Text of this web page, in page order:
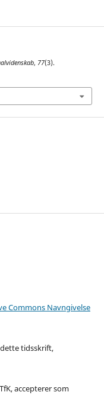
, 77(3).
Commons Navngivelse
tidsskrift,
accepterer som